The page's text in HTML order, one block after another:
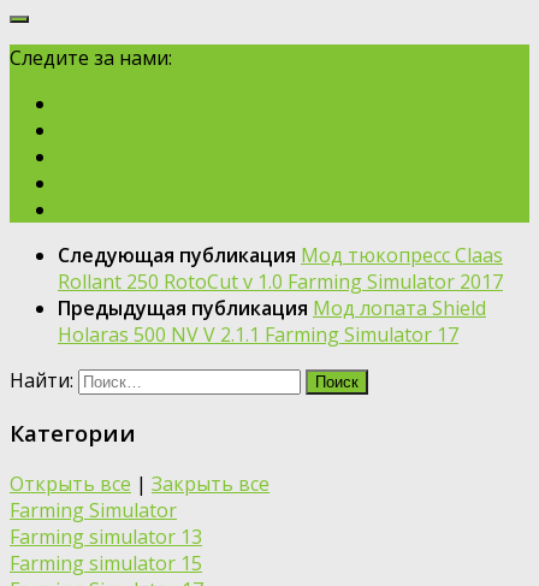
Следите за нами:
Следующая публикация Мод тюкопресс Claas
Rollant 250 RotoCut v 1.0 Farming Simulator 2017
Предыдущая публикация Мод лопата Shield
Holaras 500 NV V 2.1.1 Farming Simulator 17
Найти:
Категории
Открыть все | Закрыть все
Farming Simulator
Farming simulator 13
Farming simulator 15